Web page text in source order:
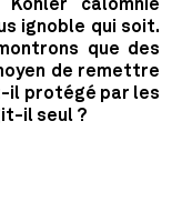
calomnie
ignoble qui soit.
que des
de remettre
il protégé par les
il seul ?